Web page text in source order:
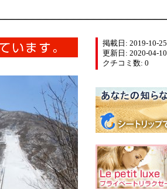
掲載日: 2019-10-25
更新日: 2020-04-10
クチコミ数: 0